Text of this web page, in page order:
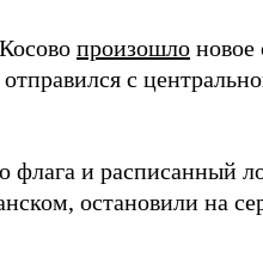
произошло новое
с
флага и расписанный
остановили на